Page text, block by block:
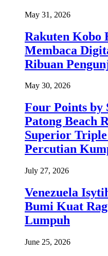
May 31, 2026
Rakuten Kobo
Membaca
Ribuan
May 30, 2026
Four Points by
Patong Beach
Superior
Percutian
July 27, 2026
Venezuela
Bumi Kuat
Lumpuh
June 25, 2026